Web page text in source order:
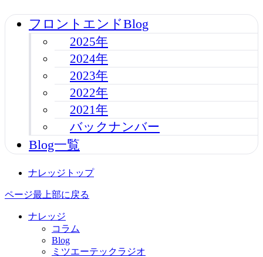
フロントエンドBlog
2025年
2024年
2023年
2022年
2021年
バックナンバー
Blog一覧
ナレッジトップ
ページ最上部に戻る
ナレッジ
コラム
Blog
ミツエーテックラジオ